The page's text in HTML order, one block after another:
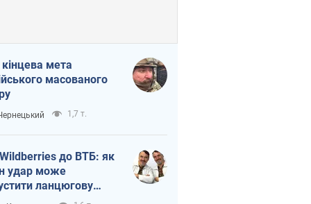
мета
масованого
1,7 т.
до ВТБ: як
удар може
ланцюгову
в Росії